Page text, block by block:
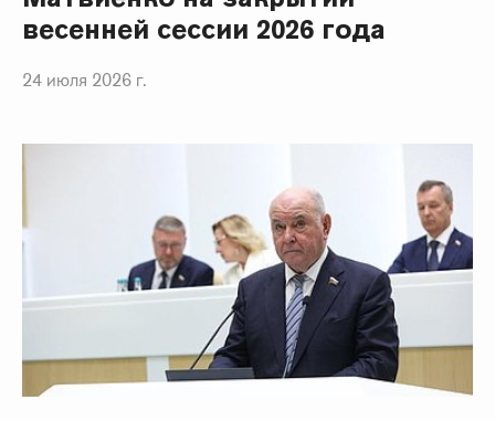
весенней сессии 2026 года
24 июля 2026 г.